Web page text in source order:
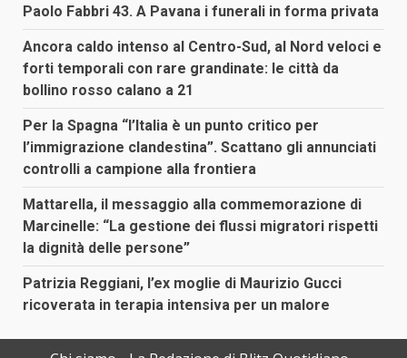
Paolo Fabbri 43. A Pavana i funerali in forma privata
Ancora caldo intenso al Centro-Sud, al Nord veloci e
forti temporali con rare grandinate: le città da
bollino rosso calano a 21
Per la Spagna “l’Italia è un punto critico per
l’immigrazione clandestina”. Scattano gli annunciati
controlli a campione alla frontiera
Mattarella, il messaggio alla commemorazione di
Marcinelle: “La gestione dei flussi migratori rispetti
la dignità delle persone”
Patrizia Reggiani, l’ex moglie di Maurizio Gucci
ricoverata in terapia intensiva per un malore